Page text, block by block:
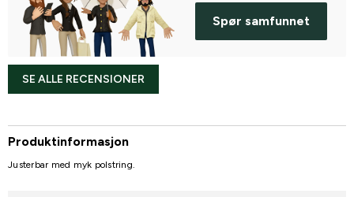
Spør samfunnet
SE ALLE RECENSIONER
Produktinformasjon
Justerbar med myk polstring.